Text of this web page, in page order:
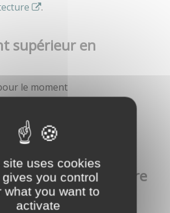
site uses cookies
gives you control
what you want to
activate
.
supérieur en
le moment
le moment
enseignants-
écoles d'architecture
le moment